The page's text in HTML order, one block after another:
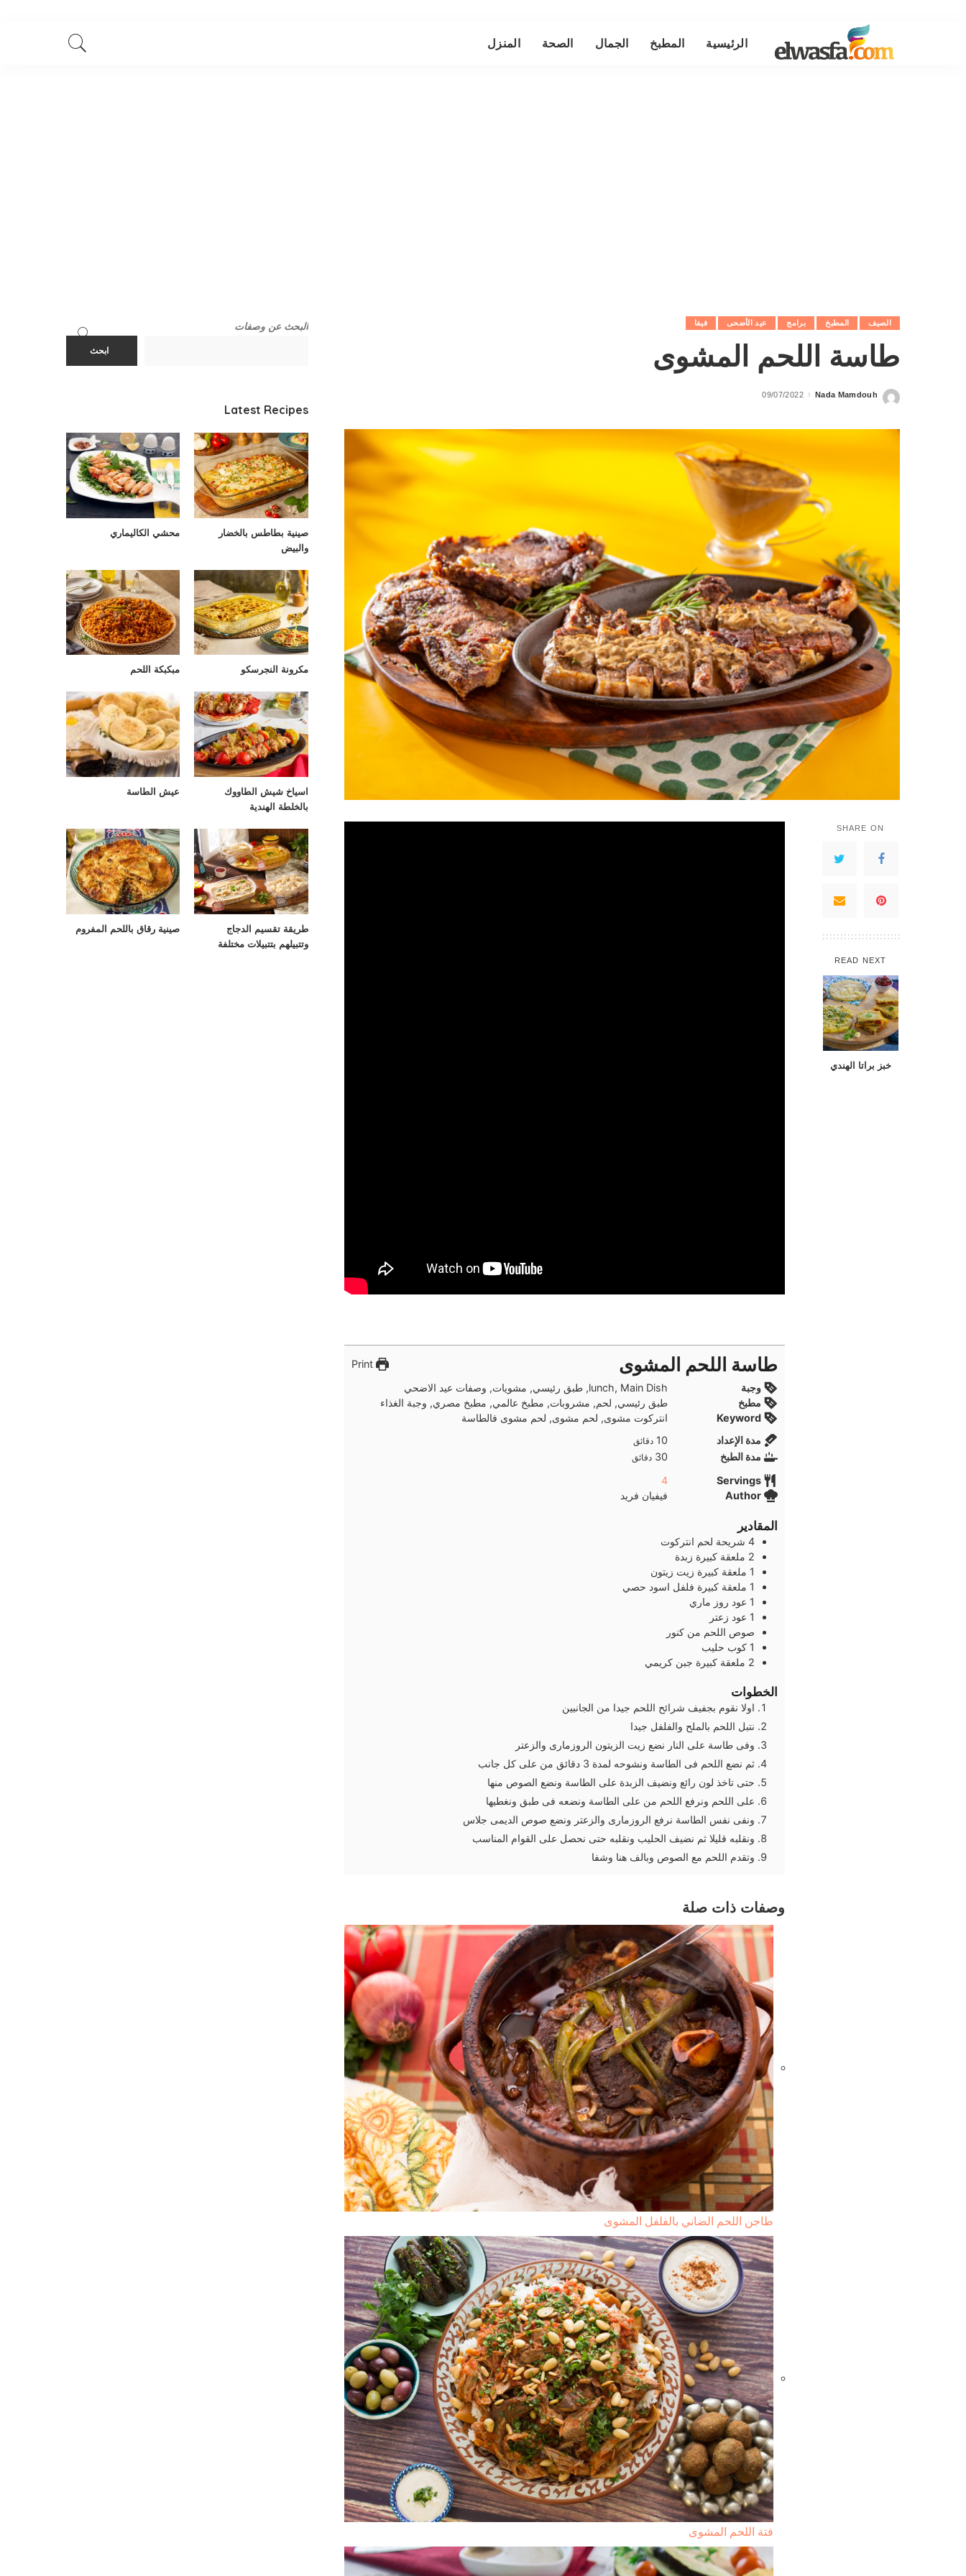
الرئيسية المطبخ الجمال الصحة المنزل
الصيف المطبخ برامج عيد الأضحى فيفا
طاسة اللحم المشوى
Posted
Nada Mamdouh
09/07/2022
SHARE ON
READ NEXT
خبز براتا الهندي
Print طاسة اللحم المشوى
وجبة
lunch, Main Dish, طبق رئيسي, مشويات, وصفات عيد الاضحي
مطبخ
طبق رئيسي, لحم, مشروبات, مطبخ عالمي, مطبخ مصري, وجبة الغذاء
Keyword
انتركوت مشوى, لحم مشوى, لحم مشوى فالطاسة
مدة الإعداد
10دقائق
دقائق
مدة الطبخ 30دقائق
دقائق
Servings
4
Author
فيفيان فريد
المقادير
4 شريحة لحم انتركوت
2 ملعقة كبيرة زبدة
1 ملعقة كبيرة زيت زيتون
1 ملعقة كبيرة فلفل اسود حصي
1 عود روز ماري
1 عود زعتر
صوص اللحم من كنور
1 كوب حليب
2 ملعقة كبيرة جبن كريمي
الخطوات
اولا نقوم بجفيف شرائح اللحم جيدا من الجانبين
نتبل اللحم بالملح والفلفل جيدا
وفى طاسة على النار نضع زيت الزيتون الروزمارى والزعتر
ثم نضع اللحم فى الطاسة ونشوحه لمدة 3 دقائق من على كل جانب
حتى تاخذ لون رائع ونضيف الزبدة على الطاسة ونضع الصوص منها
على اللحم ونرفع اللحم من على الطاسة ونضعه فى طبق ونغطيها
ونفى نفس الطاسة نرفع الروزمارى والزعتر ونضع صوص الديمى جلاس
ونقلبه قليلا ثم نضيف الحليب ونقلبه حتى نحصل على القوام المناسب
وتقدم اللحم مع الصوص وبالف هنا وشفا
وصفات ذات صلة
طاجن اللحم الضاني بالفلفل المشوى
فتة اللحم المشوى
البحث عن وصفات
ابحث
Latest Recipes
صينية بطاطس بالخضار
والبيض
محشي الكاليماري
مكرونة النجرسكو مبكبكة اللحم
اسياخ شيش الطاووك
بالخلطة الهندية
عيش الطاسة
طريقة تقسيم الدجاج
وتتبيلهم بتتبيلات مختلفة
صينية رقاق باللحم المفروم